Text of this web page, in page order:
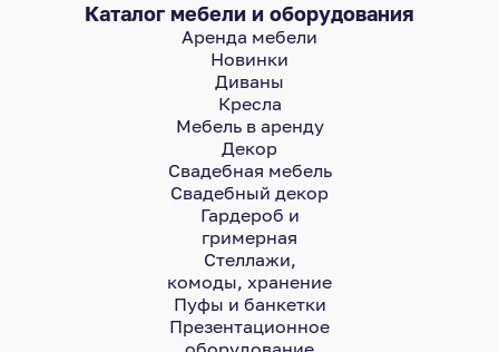
Каталог мебели и оборудования
Аренда мебели
Новинки
Диваны
Кресла
Мебель в аренду
Декор
Свадебная мебель
Свадебный декор
Гардероб и
гримерная
Стеллажи,
комоды, хранение
Пуфы и банкетки
Презентационное